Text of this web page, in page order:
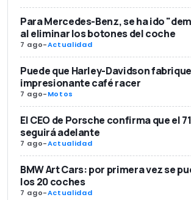
Para Mercedes-Benz, se ha ido
al eliminar los botones del coche
7 ago-Actualidad
Puede que Harley-Davidson
impresionante café racer
7 ago-Motos
El CEO de Porsche confirma que el
seguirá adelante
7 ago-Actualidad
BMW Art Cars: por primera vez se
los 20 coches
7 ago-Actualidad